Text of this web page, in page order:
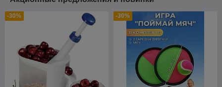
-30% -30%